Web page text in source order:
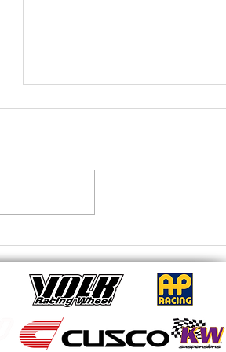
低調最緊要低調 . 近年好多車
主都 唔係玩開車同埋都冇乜特
別要求只係想純粹改善性能,
TESLA 剎車效果不足 每一個
車主都會認同 ! 安裝案例升級